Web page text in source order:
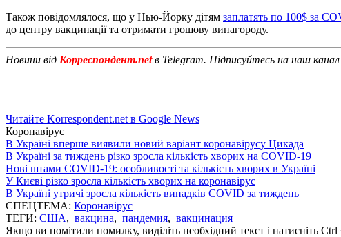
Також повідомлялося, що у Нью-Йорку дітям заплатять по 100$ за
до центру вакцинації та отримати грошову винагороду.
Новини від Корреспондент.netв Telegram. Підписуйтесь на наш канал
Читайте Korrespondent.net в Google News
Коронавірус
В Україні вперше виявили новий варіант коронавірусу Цикада
В Україні за тиждень різко зросла кількість хворих на COVID-19
Нові штами COVID-19: особливості та кількість хворих в Україні
У Києві різко зросла кількість хворих на коронавірус
В Україні утричі зросла кількість випадків COVID за тиждень
СПЕЦТЕМА: Коронавірус
ТЕГИ: США, вакцина, пандемия, вакцинация
Якщо ви помітили помилку, виділіть необхідний текст і натисніть